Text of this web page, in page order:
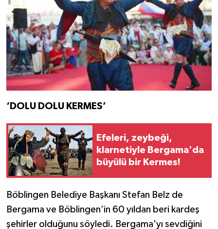
‘DOLU DOLU KERMES’
Efeleri, zeybeği,
klarnetiyle Bergama'da
büyülü bir Kermes!
Böblingen Belediye Başkanı Stefan Belz de
Bergama ve Böblingen’in 60 yıldan beri kardeş
şehirler olduğunu söyledi. Bergama'yı sevdiğini